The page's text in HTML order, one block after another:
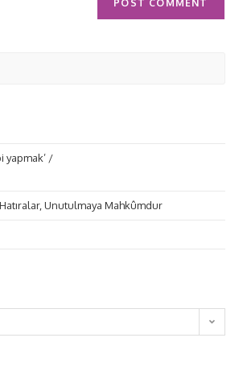
yapmak’ /
Unutulmaya Mahkûmdur